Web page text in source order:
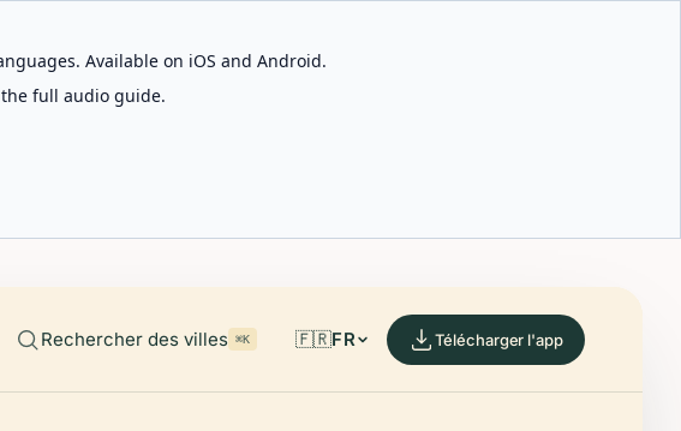
Available on iOS and Android.
full audio guide.
Rechercher des villes ⌘K 🇫🇷FR Télécharger l'app